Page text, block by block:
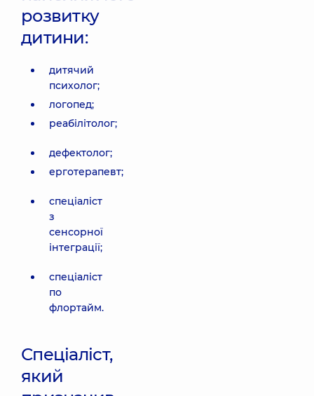
розвитку
дитини:
дитячий
психолог;
логопед;
реабілітолог;
дефектолог;
ерготерапевт;
спеціаліст
з
сенсорної
інтеграції;
спеціаліст
по
флортайм.
Спеціаліст,
який